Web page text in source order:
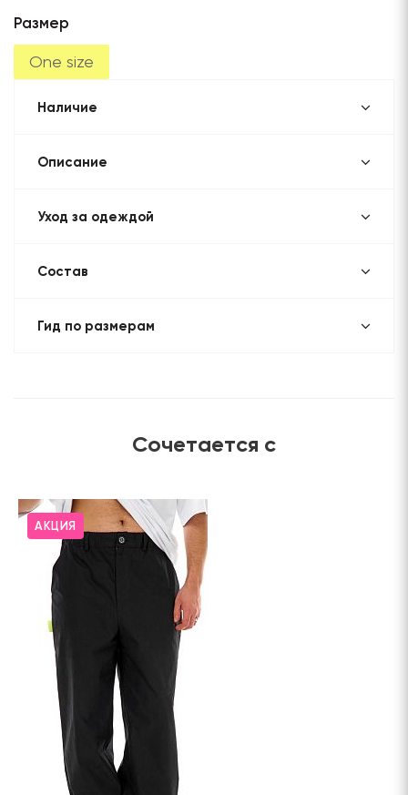
Размер
One size
Наличие
Описание
Уход за одеждой
Состав
Гид по размерам
Сочетается с
АКЦИЯ